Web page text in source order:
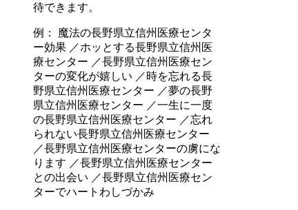
待できます。
例： 魔法の長野県立信州医療センタ
ー効果 ／ホッとする長野県立信州医
療センター ／長野県立信州医療セン
ターの変化が嬉しい ／時を忘れる長
野県立信州医療センター ／夢の長野
県立信州医療センター ／一生に一度
の長野県立信州医療センター ／忘れ
られない長野県立信州医療センター
／長野県立信州医療センターの虜にな
ります ／長野県立信州医療センター
との出会い ／長野県立信州医療セン
ターでハートわしづかみ